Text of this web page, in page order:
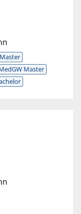
Master